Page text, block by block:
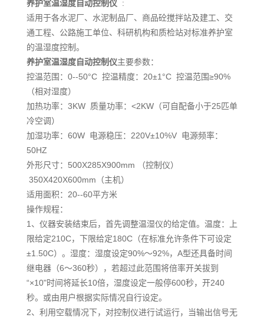
养护室温湿度自动控制仪 :
适用于各水泥厂、水泥制品厂、商品砼搅拌站及建工、交
通工程、公路施工单位、科研机构和质检站对标准养护室
的温湿度控制。
养护室温湿度自动控制仪主要参数：
控温范围：0--50°C 控温精度：20±1°C 控温范围≥90%
（相对湿度）
加热功率：3KW 质量功率：<2KW（可自配备小于25匹单
冷空调）
加湿功率：60W 电源稳压：220V±10%V 电源频率：
50HZ
外形尺寸：500X285X900mm （控制仪）
350X420X600mm（主机）
适用面积：20--60平方米
操作规程：
1、仪器安装结束后，首先调整温湿仪的给定值。温度：上
限给定210C，下限给定180C（在标准允许条件下可设定
±1.50C）。湿度：湿度设定90%～92%，A型还具备时间
继电器（6～360秒），若超过此范围将倍率开关拔到
“×10"时间将延长10倍，湿度设定一般停600秒，开240
秒。或由用户根据实际情况自行设定。
2、利用空载情况下，对控制仪进行试运行，当输出信号无